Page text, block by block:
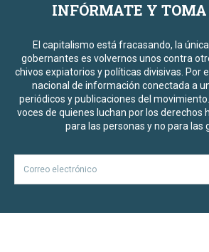
INFÓRMATE Y TOMA
El capitalismo está fracasando, la
gobernantes es volvernos unos contra
chivos expiatorios y políticas divisivas. Por
nacional de información conectada a
periódicos y publicaciones del
voces de quienes luchan por los derechos
para las personas y no para las